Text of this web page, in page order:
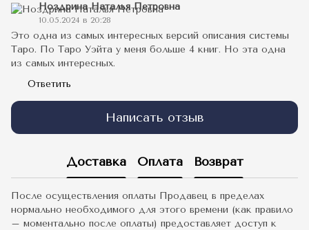
Ноздрина Наталья Петровна
10.05.2024 в 20:28
Это одна из самых интересных версий описания системы
Таро. По Таро Уэйта у меня больше 4 книг. Но эта одна
из самых интересных.
Ответить
Написать отзыв
Доставка Оплата Возврат
После осуществления оплаты Продавец в пределах
нормально необходимого для этого времени (как правило
– моментально после оплаты) предоставляет доступ к